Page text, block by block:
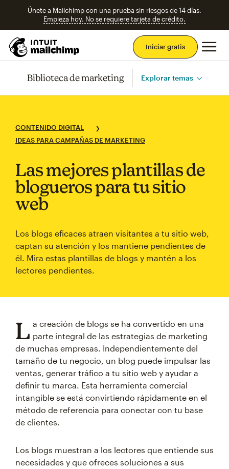
Únete a Mailchimp con una prueba sin riesgos de 14 días.
Empieza hoy. No se requiere tarjeta de crédito.
Iniciar gratis
Biblioteca de marketing Explorar temas
CONTENIDO DIGITAL
IDEAS PARA CAMPAÑAS DE MARKETING
Las mejores plantillas de
blogueros para tu sitio
web
Los blogs eficaces atraen visitantes a tu sitio web,
captan su atención y los mantiene pendientes de
él. Mira estas plantillas de blogs y mantén a los
lectores pendientes.
L a creación de blogs se ha convertido en una
parte integral de las estrategias de marketing
de muchas empresas. Independientemente del
tamaño de tu negocio, un blog puede impulsar las
ventas, generar tráfico a tu sitio web y ayudar a
definir tu marca. Esta herramienta comercial
intangible se está convirtiendo rápidamente en el
método de referencia para conectar con tu base
de clientes.
Los blogs muestran a los lectores que entiende sus
necesidades y que ofreces soluciones a sus